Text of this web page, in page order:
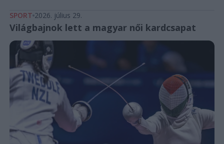
SPORT 2026. július 29.
Világbajnok lett a magyar női kardcsapat